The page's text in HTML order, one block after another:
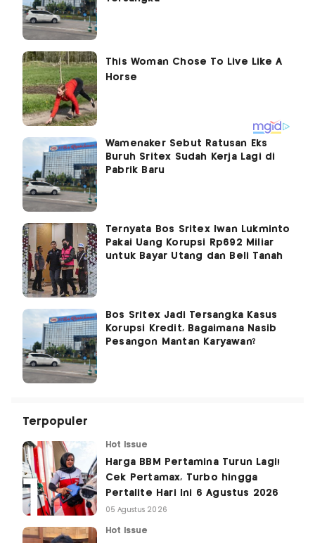
Wamenaker Sebut Ratusan Eks
Buruh Sritex Sudah Kerja Lagi di
Pabrik Baru
Ternyata Bos Sritex Iwan Lukminto
Pakai Uang Korupsi Rp692 Miliar
untuk Bayar Utang dan Beli Tanah
Bos Sritex Jadi Tersangka Kasus
Korupsi Kredit, Bagaimana Nasib
Pesangon Mantan Karyawan?
Terpopuler
Hot Issue
Harga BBM Pertamina Turun Lagi!
Cek Pertamax, Turbo hingga
Pertalite Hari Ini 6 Agustus 2026
05 Agustus 2026
Hot Issue